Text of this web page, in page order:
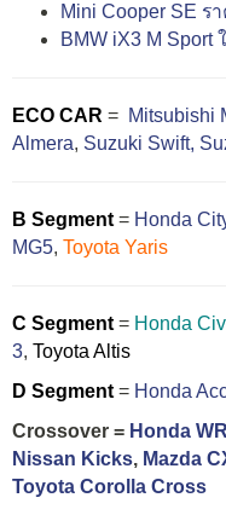
Mini Cooper SE ร
BMW iX3 M Sport
ECO CAR = Mitsubishi
Almera, Suzuki Swift,
B Segment = Honda
MG5, Toyota Yaris
C Segment = Honda
3, Toyota Altis
D Segment = Honda
Crossover = Honda
Nissan Kicks, Mazda
Toyota Corolla Cross